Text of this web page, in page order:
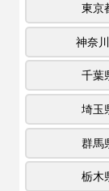
東京
神奈
千葉
埼玉
群馬
栃木